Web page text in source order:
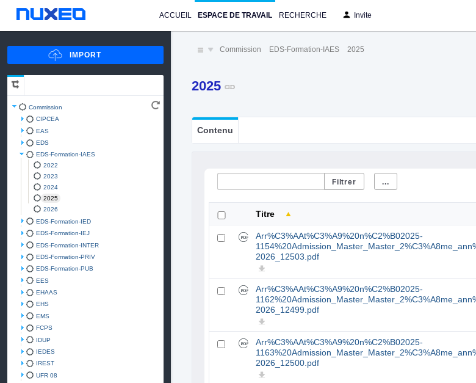
ACCUEIL ESPACE DE TRAVAIL RECHERCHE Invite
Commission
CIPCEA
EAS
EDS
EDS-Formation-IAES
2022
2023
2024
2025
2026
EDS-Formation-IED
EDS-Formation-IEJ
EDS-Formation-INTER
EDS-Formation-PRIV
EDS-Formation-PUB
EES
EHAAS
EHS
EMS
FCPS
IDUP
IEDES
IREST
UFR 08
Commission EDS-Formation-IAES 2025
2025
Contenu
...
Titre
Arr%C3%AAt%C3%A9%20n%C2%B02025-
2026_12503.pdf
Arr%C3%AAt%C3%A9%20n%C2%B02025-
2026_12499.pdf
Arr%C3%AAt%C3%A9%20n%C2%B02025-
2026_12500.pdf